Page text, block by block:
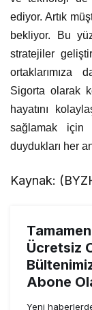
ediyor. Artık
bekliyor. Bu
stratejiler
ortaklarımıza
Sigorta olarak
hayatını
sağlamak için
duydukları her
Kaynak:
Tamamen
Ücretsiz
Abone
Yeni